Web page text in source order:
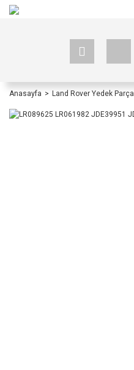
Anasayfa Land Rover Yedek Parça